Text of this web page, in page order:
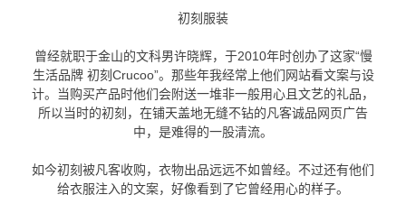
初刻服装
曾经就职于金山的文科男许晓辉，于2010年时创办了这家“慢
生活品牌 初刻Crucoo”。那些年我经常上他们网站看文案与设
计。当购买产品时他们会附送一堆非一般用心且文艺的礼品，
所以当时的初刻，在铺天盖地无缝不钻的凡客诚品网页广告
中，是难得的一股清流。
如今初刻被凡客收购，衣物出品远远不如曾经。不过还有他们
给衣服注入的文案，好像看到了它曾经用心的样子。